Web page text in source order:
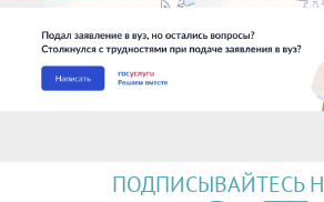
ПОДПИСЫВАЙТЕСЬ